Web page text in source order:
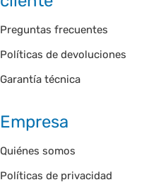
Preguntas frecuentes
Políticas de devoluciones
Garantía técnica
Empresa
Quiénes somos
Políticas de privacidad